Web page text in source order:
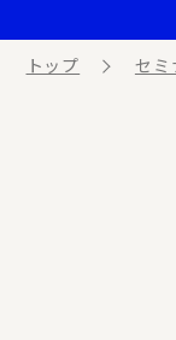
トップ セミ